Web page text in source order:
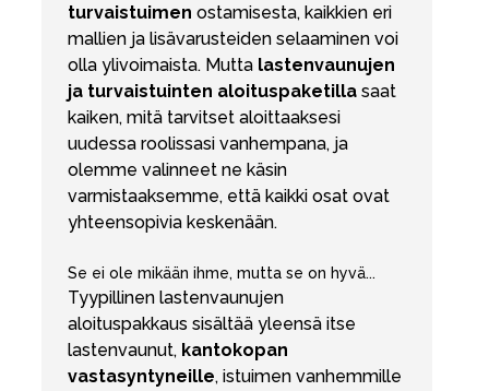
turvaistuimen ostamisesta, kaikkien eri
mallien ja lisävarusteiden selaaminen voi
olla ylivoimaista. Mutta lastenvaunujen
ja turvaistuinten aloituspaketilla saat
kaiken, mitä tarvitset aloittaaksesi
uudessa roolissasi vanhempana, ja
olemme valinneet ne käsin
varmistaaksemme, että kaikki osat ovat
yhteensopivia keskenään.
Se ei ole mikään ihme, mutta se on hyvä...
Tyypillinen lastenvaunujen
aloituspakkaus sisältää yleensä itse
lastenvaunut, kantokopan
vastasyntyneille, istuimen vanhemmille